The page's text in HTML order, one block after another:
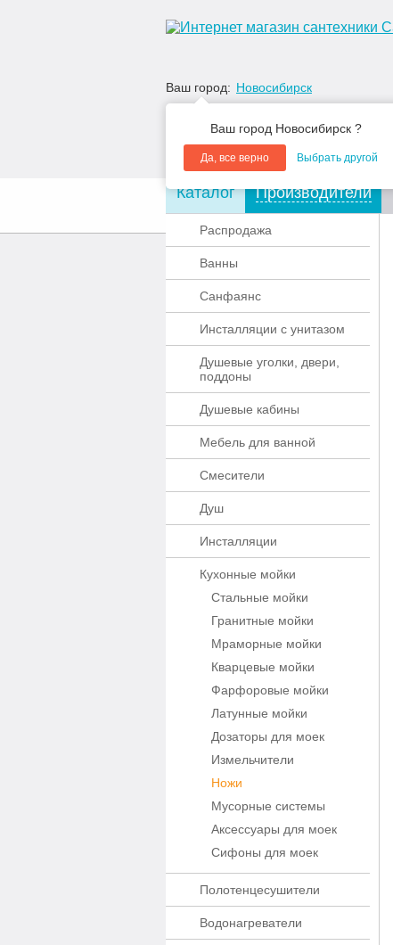
Ваш город: Новосибирск
Ваш город Новосибирск ?
Да, все верно Выбрать другой
О компании Акции
Каталог Производители
Распродажа
Ванны
Санфаянс
Инсталляции с унитазом
Душевые уголки, двери,
поддоны
Душевые кабины
Мебель для ванной
Смесители
Душ
Инсталляции
Кухонные мойки
Стальные мойки
Гранитные мойки
Мраморные мойки
Кварцевые мойки
Фарфоровые мойки
Латунные мойки
Дозаторы для моек
Измельчители
Ножи
Мусорные системы
Аксессуары для моек
Сифоны для моек
Полотенцесушители
Водонагреватели